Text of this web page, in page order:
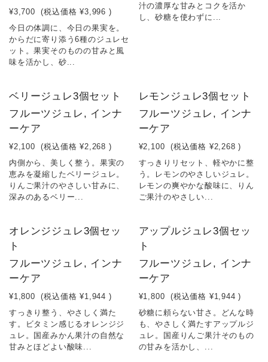
¥3,700 (税込価格 ¥3,996 )
今日の体調に、今日の果実を。
からだに寄り添う6種のジュレセ
ット。果実そのものの甘みと風
味を活かし、砂...
汁の濃厚な甘みとコクを活か
し、砂糖を使わずに...
ベリージュレ3個セット
フルーツジュレ, インナ
ーケア
¥2,100 (税込価格 ¥2,268 )
内側から、美しく整う。果実の
恵みを凝縮したベリージュレ。
りんご果汁のやさしい甘みに、
深みのあるベリー...
レモンジュレ3個セット
フルーツジュレ, インナ
ーケア
¥2,100 (税込価格 ¥2,268 )
すっきりリセット、軽やかに整
う。レモンのやさしいジュレ。
レモンの爽やかな酸味に、りん
ご果汁のやさしい...
オレンジジュレ3個セッ
ト
フルーツジュレ, インナ
ーケア
¥1,800 (税込価格 ¥1,944 )
すっきり整う、やさしく満た
す。ビタミン感じるオレンジジ
ュレ。国産みかん果汁の自然な
甘みとほどよい酸味...
アップルジュレ3個セッ
ト
フルーツジュレ, インナ
ーケア
¥1,800 (税込価格 ¥1,944 )
砂糖に頼らない甘さ。どんな時
も、やさしく満たすアップルジ
ュレ。国産りんご果汁そのもの
の甘みを活かし、...